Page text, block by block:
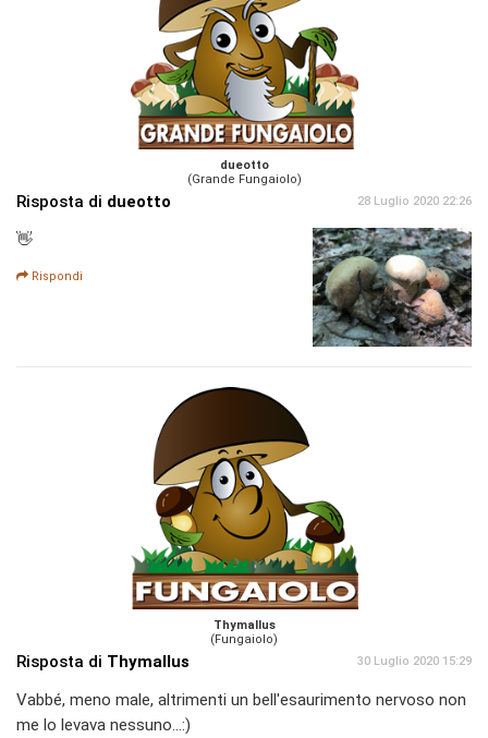
dueotto
(Grande Fungaiolo)
Risposta di dueotto 28 Luglio 2020 22:26
👋
Rispondi
Thymallus
(Fungaiolo)
Risposta di Thymallus 30 Luglio 2020 15:29
Vabbé, meno male, altrimenti un bell'esaurimento nervoso non
me lo levava nessuno...:)